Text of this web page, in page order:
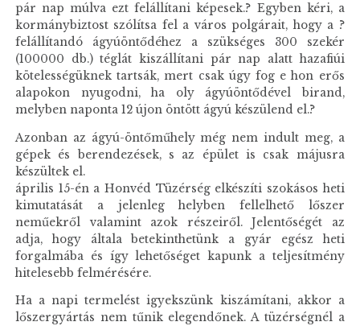
pár nap múlva ezt felállítani képesek.? Egyben kéri, a
kormánybiztost szólítsa fel a város polgárait, hogy a ?
felállítandó ágyúöntődéhez a szükséges 300 szekér
(100000 db.) téglát kiszállítani pár nap alatt hazafiúi
kötelességüknek tartsák, mert csak úgy fog e hon erős
alapokon nyugodni, ha oly ágyúöntődével birand,
melyben naponta 12 újon öntött ágyú készülend el.?
Azonban az ágyú-öntőműhely még nem indult meg, a
gépek és berendezések, s az épület is csak májusra
készültek el.
április 15-én a Honvéd Tüzérség elkészíti szokásos heti
kimutatását a jelenleg helyben fellelhető lőszer
neműekről valamint azok részeiről. Jelentőségét az
adja, hogy általa betekinthetünk a gyár egész heti
forgalmába és így lehetőséget kapunk a teljesítmény
hitelesebb felmérésére.
Ha a napi termelést igyekszünk kiszámítani, akkor a
lőszergyártás nem tűnik elegendőnek. A tüzérségnél a